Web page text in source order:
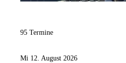
95 Termine
Mi 12. August 2026